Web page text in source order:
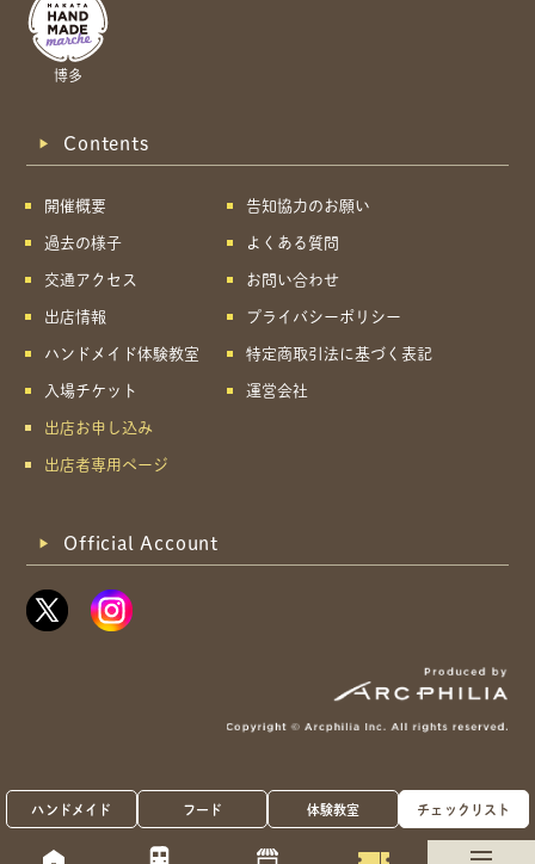
ハンドメイド フード 体験教室 チェックリスト
博多
Contents
開催概要
過去の様子
交通アクセス
出店情報
ハンドメイド体験教室
入場チケット
出店お申し込み
出店者専用ページ
告知協力のお願い
よくある質問
お問い合わせ
プライバシーポリシー
特定商取引法に基づく表記
運営会社
Official Account